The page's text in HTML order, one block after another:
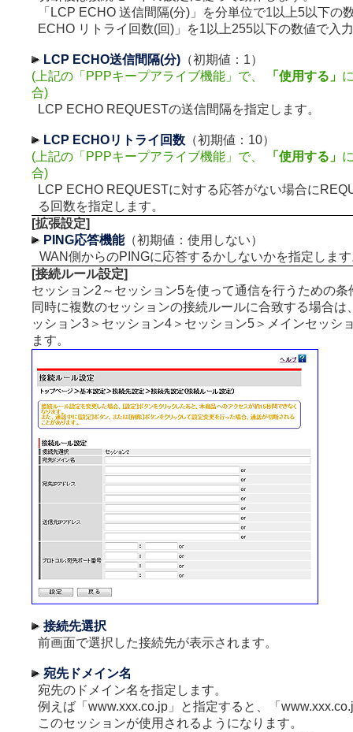
「LCP ECHO 送信間隔(分)」を分単位で1以上5以下の
ECHO リトライ回数(回)」を1以上255以下の数値で入
LCP ECHO送信間隔(分) （初期値：1）
(上記の「PPPキープアライブ機能」で、
「使用する」
合)
LCP ECHO REQUESTの送信間隔を指定します。
LCP ECHOリトライ回数 （初期値：10）
(上記の「PPPキープアライブ機能」で、
「使用する」
合)
LCP ECHO REQUESTに対する応答がない場合に
る回数を指定します。
[拡張設定]
PING応答機能（初期値：使用しない）
WAN側からのPINGに応答するかしないかを指定しま
[接続ルール設定]
セッション2～セッション5を使って通信を行うための条
同時に複数のセッションの接続ルールに合致する場合は
ッション3＞セッション4＞セッション5＞メインセッシ
ます。
接続先選択
前画面で選択した接続先が表示されます。
宛先ドメイン名
宛先のドメイン名を指定します。
例えば「www.xxx.co.jp」と指定すると、「
このセッションが使用されるようになります。